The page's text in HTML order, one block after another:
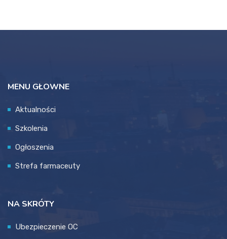
MENU GŁOWNE
Aktualności
Szkolenia
Ogłoszenia
Strefa farmaceuty
NA SKRÓTY
Ubezpieczenie OC